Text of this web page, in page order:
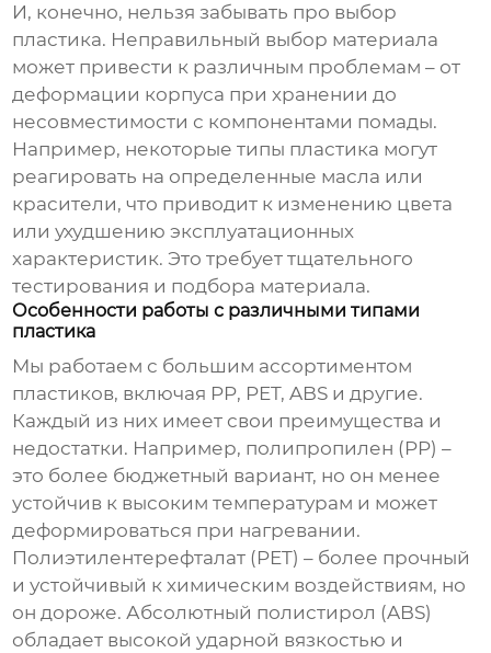
И, конечно, нельзя забывать про выбор
пластика. Неправильный выбор материала
может привести к различным проблемам – от
деформации корпуса при хранении до
несовместимости с компонентами помады.
Например, некоторые типы пластика могут
реагировать на определенные масла или
красители, что приводит к изменению цвета
или ухудшению эксплуатационных
характеристик. Это требует тщательного
тестирования и подбора материала.
Особенности работы с различными типами
пластика
Мы работаем с большим ассортиментом
пластиков, включая PP, PET, ABS и другие.
Каждый из них имеет свои преимущества и
недостатки. Например, полипропилен (PP) –
это более бюджетный вариант, но он менее
устойчив к высоким температурам и может
деформироваться при нагревании.
Полиэтилентерефталат (PET) – более прочный
и устойчивый к химическим воздействиям, но
он дороже. Абсолютный полистирол (ABS)
обладает высокой ударной вязкостью и